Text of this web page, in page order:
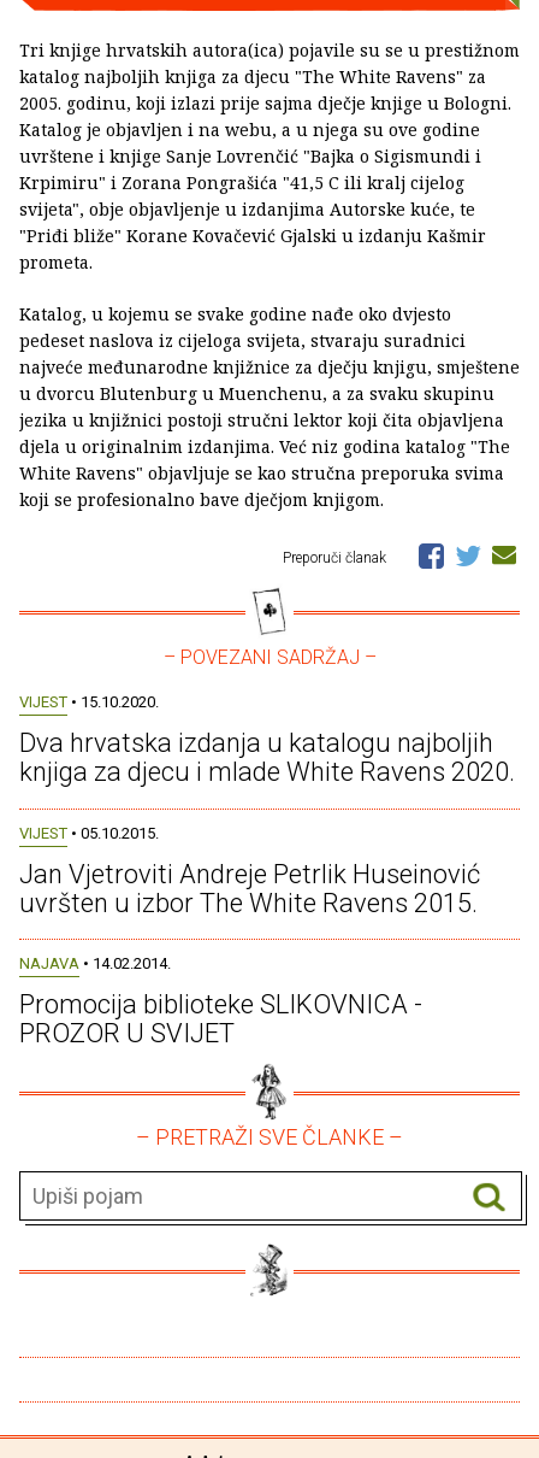
Tri knjige hrvatskih autora(ica) pojavile su se u prestižnom
katalog najboljih knjiga za djecu "The White Ravens" za
2005. godinu, koji izlazi prije sajma dječje knjige u Bologni.
Katalog je objavljen i na webu, a u njega su ove godine
uvrštene i knjige Sanje Lovrenčić "Bajka o Sigismundi i
Krpimiru" i Zorana Pongrašića "41,5 C ili kralj cijelog
svijeta", obje objavljenje u izdanjima Autorske kuće, te
"Priđi bliže" Korane Kovačević Gjalski u izdanju Kašmir
prometa.
Katalog, u kojemu se svake godine nađe oko dvjesto
pedeset naslova iz cijeloga svijeta, stvaraju suradnici
najveće međunarodne knjižnice za dječju knjigu, smještene
u dvorcu Blutenburg u Muenchenu, a za svaku skupinu
jezika u knjižnici postoji stručni lektor koji čita objavljena
djela u originalnim izdanjima. Već niz godina katalog "The
White Ravens" objavljuje se kao stručna preporuka svima
koji se profesionalno bave dječjom knjigom.
Preporuči članak
– POVEZANI SADRŽAJ –
VIJEST • 15.10.2020.
Dva hrvatska izdanja u katalogu najboljih
knjiga za djecu i mlade White Ravens 2020.
VIJEST • 05.10.2015.
Jan Vjetroviti Andreje Petrlik Huseinović
uvršten u izbor The White Ravens 2015.
NAJAVA • 14.02.2014.
Promocija biblioteke SLIKOVNICA -
PROZOR U SVIJET
– PRETRAŽI SVE ČLANKE –